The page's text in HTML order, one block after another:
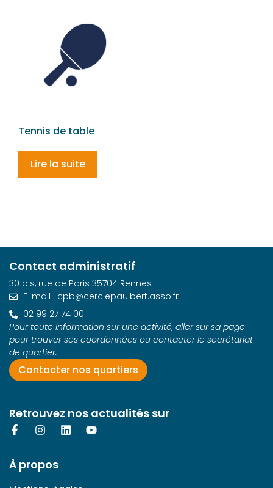
Tennis de table
Lire la suite
Retrouvez nos actualités sur
À propos
Contact administratif
30 bis, rue de Paris 35704 Rennes
E-mail : cpb@cerclepaulbert.asso.fr
02 99 27 74 00
Pour toute information sur une activité, aller sur sa page
pour trouver ses coordonnées ou contacter le secrétariat
de quartier.
Contacter nos quartiers